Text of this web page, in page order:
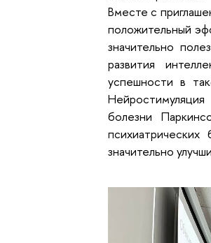
Вместе с
положительный
значительно
развития
успешности в
болезни
значительно